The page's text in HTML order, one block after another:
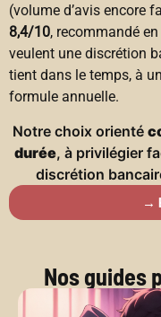
(volume d’avis encore
8,4/10, recommandé
veulent une discrétion
tient dans le temps, à
formule annuelle.
Notre choix orienté
durée, à privilégier
discrétion
→
Nos guides